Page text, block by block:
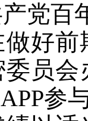
党百
好
员
参